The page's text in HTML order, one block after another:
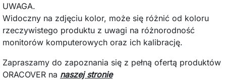
UWAGA.
Widoczny na zdjęciu kolor, może się różnić od koloru
rzeczywistego produktu z uwagi na różnorodność
monitorów komputerowych oraz ich kalibrację.
Zapraszamy do zapoznania się z pełną ofertą produktów
ORACOVER na naszej stronie